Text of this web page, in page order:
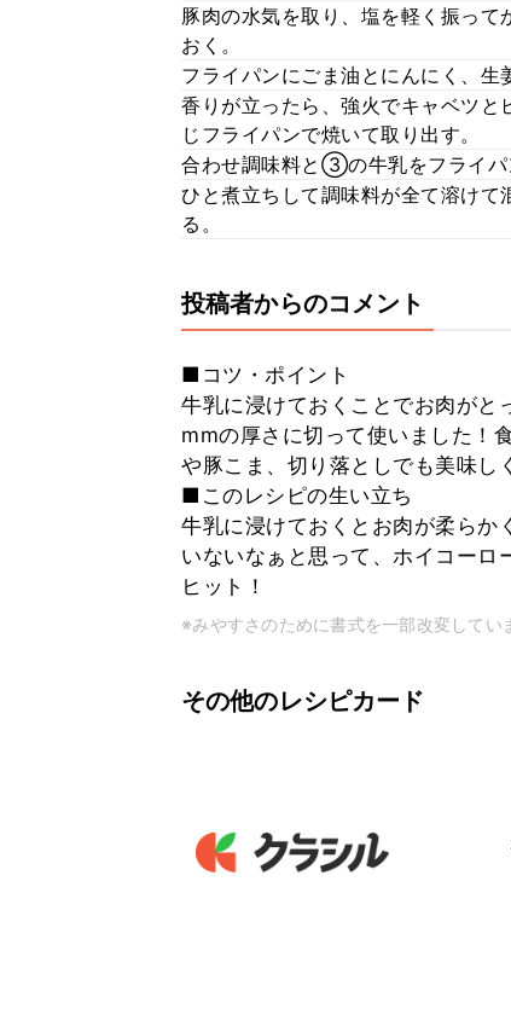
豚肉の水気を取り、塩を軽く振っ
おく。
フライパンにごま油とにんにく、生
香りが立ったら、強火でキャベツ
じフライパンで焼いて取り出す。
合わせ調味料と③の牛乳をフライパ
ひと煮立ちして調味料が全て溶け
る。
投稿者からのコメント
■コツ・ポイント
牛乳に浸けておくことでお肉がと
mmの厚さに切って使いました！
や豚こま、切り落としでも美味し
■このレシピの生い立ち
牛乳に浸けておくとお肉が柔らか
いないなぁと思って、ホイコーロ
ヒット！
※みやすさのために書式を一部改変してい
その他のレシピカード